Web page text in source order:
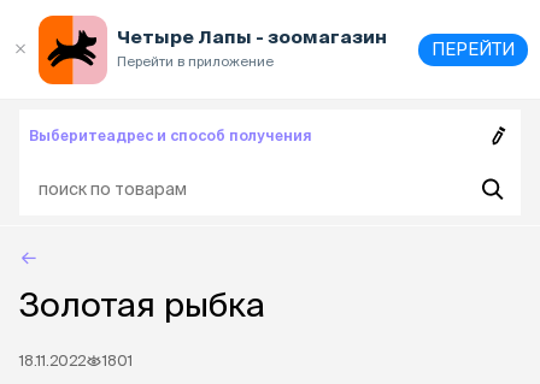
Четыре Лапы - зоомагазин
Перейти в приложение
ПЕРЕЙТИ
Выберитеадрес и способ получения
Золотая рыбка
18.11.2022 1801